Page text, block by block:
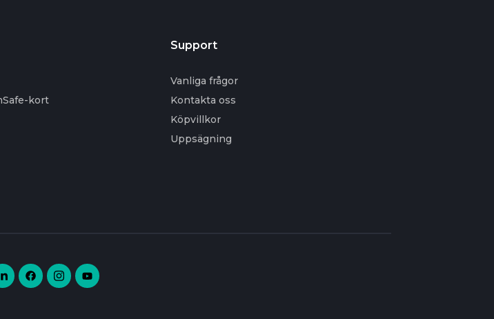
kort
Support
Vanliga frågor
Kontakta oss
Köpvillkor
Uppsägning